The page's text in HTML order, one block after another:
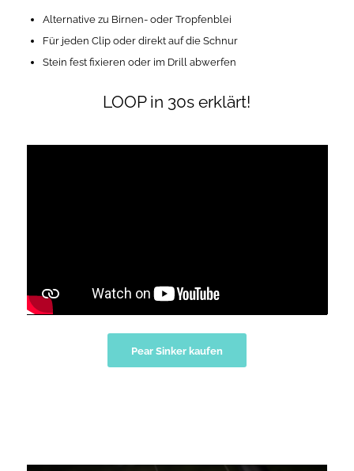
Alternative zu Birnen- oder Tropfenblei
Für jeden Clip oder direkt auf die Schnur
Stein fest fixieren oder im Drill abwerfen
LOOP in 30s erklärt!
Pear Sinker kaufen